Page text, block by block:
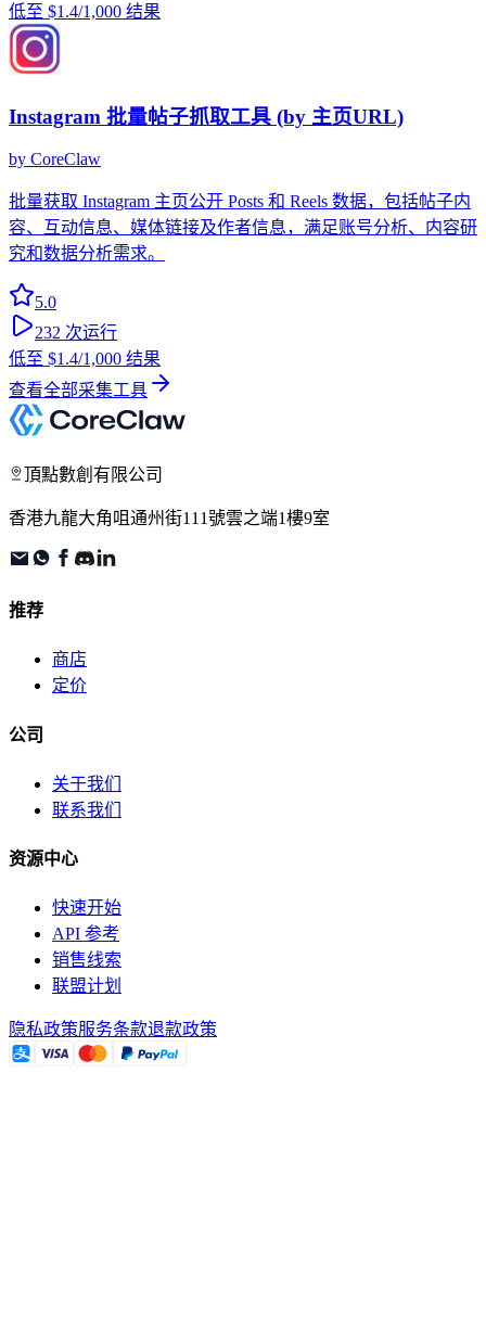
低至 $1.4/1,000 结果
Instagram 批量帖子抓取工具 (by 主页URL)
by CoreClaw
批量获取 Instagram 主页公开 Posts 和 Reels 数据，包括帖子内
容、互动信息、媒体链接及作者信息，满足账号分析、内容研
究和数据分析需求。
5.0
232 次运行
低至 $1.4/1,000 结果
查看全部采集工具
頂點數創有限公司
香港九龍大角咀通州街111號雲之端1樓9室
推荐
商店
定价
公司
关于我们
联系我们
资源中心
快速开始
API 参考
销售线索
联盟计划
隐私政策服务条款退款政策